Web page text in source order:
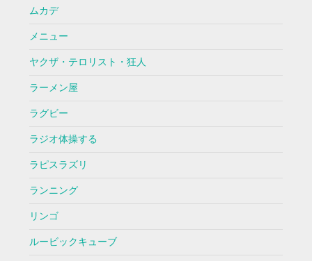
ムカデ
メニュー
ヤクザ・テロリスト・狂人
ラーメン屋
ラグビー
ラジオ体操する
ラピスラズリ
ランニング
リンゴ
ルービックキューブ